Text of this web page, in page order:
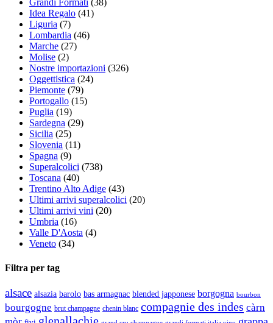
Grandi Formati (38)
Idea Regalo (41)
Liguria (7)
Lombardia (46)
Marche (27)
Molise (2)
Nostre importazioni (326)
Oggettistica (24)
Piemonte (79)
Portogallo (15)
Puglia (19)
Sardegna (29)
Sicilia (25)
Slovenia (11)
Spagna (9)
Superalcolici (738)
Toscana (40)
Trentino Alto Adige (43)
Ultimi arrivi superalcolici (20)
Ultimi arrivi vini (20)
Umbria (16)
Valle D'Aosta (4)
Veneto (34)
Filtra per tag
alsace alsazia barolo bas armagnac blended japponese borgogna bourbon
bourgogne brut champagne chenin blanc compagnie des indes càrn